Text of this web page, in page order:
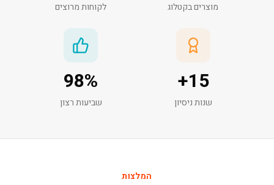
מוצרים בקטלוג לקוחות מרוצים
15
+
שנות ניסיון
98%
שביעות רצון
המלצות